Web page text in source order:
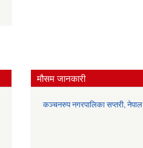
मौसम जानकारी
कञ्चनरुप नगरपालिका सप्तरी, नेपाल